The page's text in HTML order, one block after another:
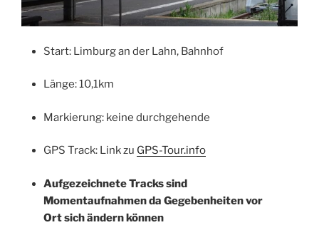
Start: Limburg an der Lahn, Bahnhof
Länge: 10,1km
Markierung: keine durchgehende
GPS Track: Link zu GPS-Tour.info
Aufgezeichnete Tracks sind
Momentaufnahmen da Gegebenheiten vor
Ort sich ändern können